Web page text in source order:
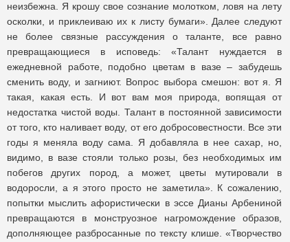
неизбежна. Я крошу свое сознание молотком, ловя на лету
осколки, и приклеиваю их к листу бумаги». Далее следуют
не более связные рассуждения о таланте, все равно
превращающиеся в исповедь: «Талант нуждается в
ежедневной работе, подобно цветам в вазе ‒ забудешь
сменить воду, и загниют. Вопрос выбора смешон: вот я. Я
такая, какая есть. И вот вам моя природа, вопящая от
недостатка чистой воды. Талант в постоянной зависимости
от того, кто наливает воду, от его добросовестности. Все эти
годы я меняла воду сама. Я добавляла в нее сахар, но,
видимо, в вазе стояли только розы, без необходимых им
побегов других пород, а может, цветы мутировали в
водоросли, а я этого просто не заметила». К сожалению,
попытки мыслить афористически в эссе Дианы Арбениной
превращаются в монструозное нагромождение образов,
дополняющее разбросанные по тексту клише. «Творчество